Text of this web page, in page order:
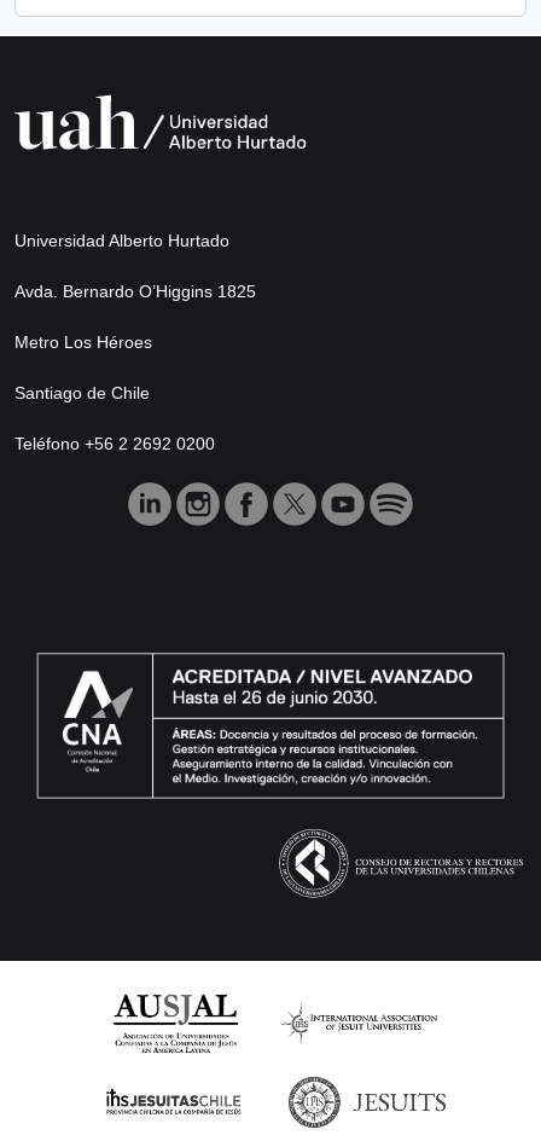
Universidad Alberto Hurtado
Avda. Bernardo O’Higgins 1825
Metro Los Héroes
Santiago de Chile
Teléfono +56 2 2692 0200